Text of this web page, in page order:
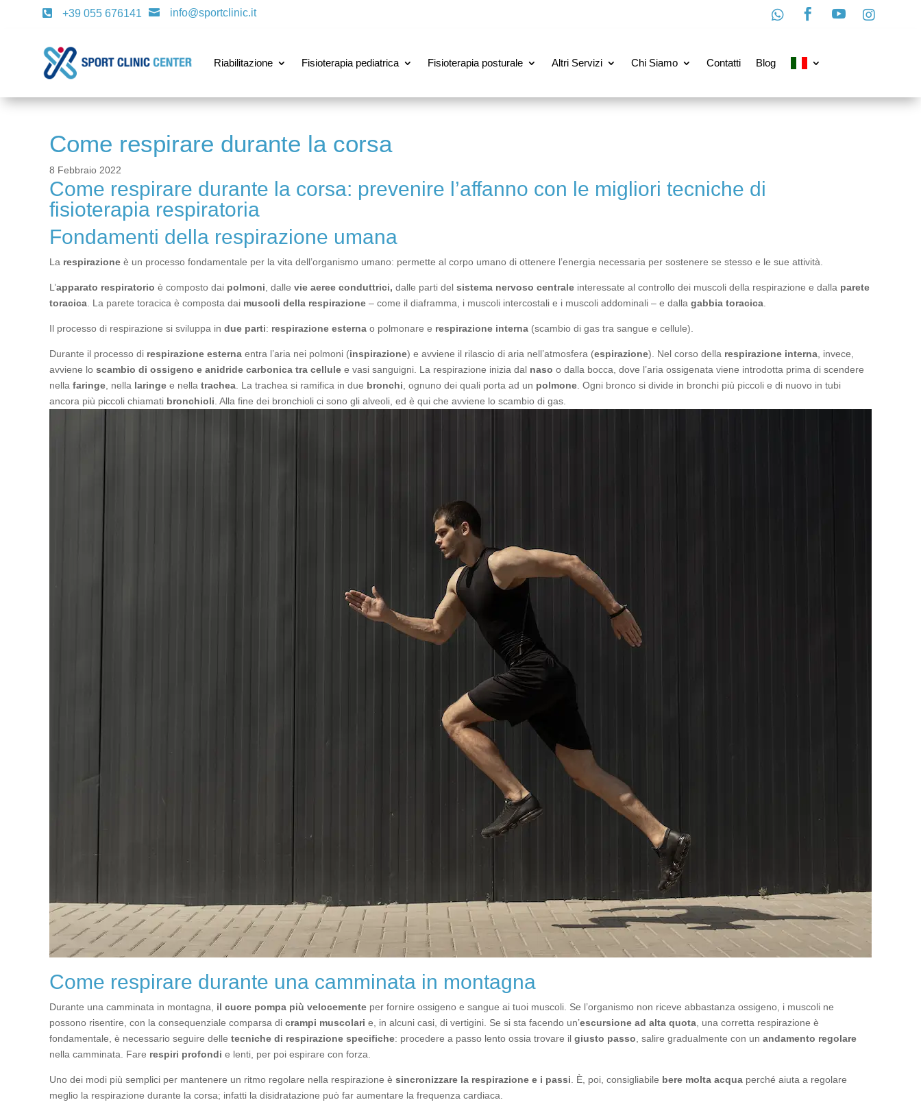
 +39 055 676141  info@sportclinic.it    
Riabilitazione Fisioterapia pediatrica Fisioterapia posturale Altri Servizi Chi Siamo Contatti Blog
Come respirare durante la corsa
8 Febbraio 2022
Come respirare durante la corsa: prevenire l’affanno con le migliori tecniche di
fisioterapia respiratoria
Fondamenti della respirazione umana
La respirazione è un processo fondamentale per la vita dell’organismo umano: permette al corpo umano di ottenere l’energia necessaria per sostenere se stesso e le sue attività.
L’apparato respiratorio è composto dai polmoni , dalle vie aeree conduttrici, dalle parti del sistema nervoso centrale interessate al controllo dei muscoli della respirazione e dalla parete
toracica . La parete toracica è composta dai muscoli della respirazione – come il diaframma, i muscoli intercostali e i muscoli addominali – e dalla gabbia toracica
Il processo di respirazione si sviluppa in due parti: respirazione esterna o polmonare e respirazione interna (scambio di gas tra sangue e cellule).
Durante il processo di respirazione esterna entra l’aria nei polmoni (inspirazione) e avviene il rilascio di aria nell’atmosfera (espirazione). Nel corso della respirazione interna , invece,
avviene lo scambio di ossigeno e anidride carbonica tra cellule e vasi sanguigni. La respirazione inizia dal naso o dalla bocca, dove l’aria ossigenata viene introdotta prima di scendere
nella faringe , nella laringe e nella trachea . La trachea si ramifica in due bronchi , ognuno dei quali porta ad un polmone . Ogni bronco si divide in bronchi più piccoli e di nuovo in tubi
ancora più piccoli chiamati bronchioli . Alla fine dei bronchioli ci sono gli alveoli, ed è qui che avviene lo scambio di gas.
Come respirare durante una camminata in montagna
Durante una camminata in montagna, il cuore pompa più velocemente per fornire ossigeno e sangue ai tuoi muscoli. Se l’organismo non riceve abbastanza ossigeno, i muscoli ne
possono risentire, con la consequenziale comparsa di crampi muscolari e, in alcuni casi, di vertigini. Se si sta facendo un’escursione ad alta quota , una corretta respirazione è
fondamentale, è necessario seguire delle tecniche di respirazione specifiche: procedere a passo lento ossia trovare il giusto passo , salire gradualmente con un andamento regolare
nella camminata. Fare respiri profondi e lenti, per poi espirare con forza.
Uno dei modi più semplici per mantenere un ritmo regolare nella respirazione è sincronizzare la respirazione e i passi . È, poi, consigliabile bere molta acqua perché aiuta a regolare
meglio la respirazione durante la corsa; infatti la disidratazione può far aumentare la frequenza cardiaca.